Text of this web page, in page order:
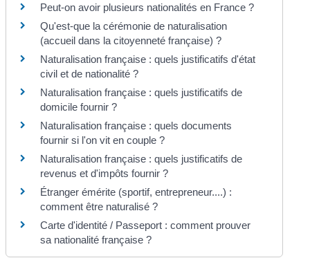
Peut-on avoir plusieurs nationalités en France ?
Qu'est-que la cérémonie de naturalisation
(accueil dans la citoyenneté française) ?
Naturalisation française : quels justificatifs d'état
civil et de nationalité ?
Naturalisation française : quels justificatifs de
domicile fournir ?
Naturalisation française : quels documents
fournir si l'on vit en couple ?
Naturalisation française : quels justificatifs de
revenus et d'impôts fournir ?
Étranger émérite (sportif, entrepreneur....) :
comment être naturalisé ?
Carte d'identité / Passeport : comment prouver
sa nationalité française ?